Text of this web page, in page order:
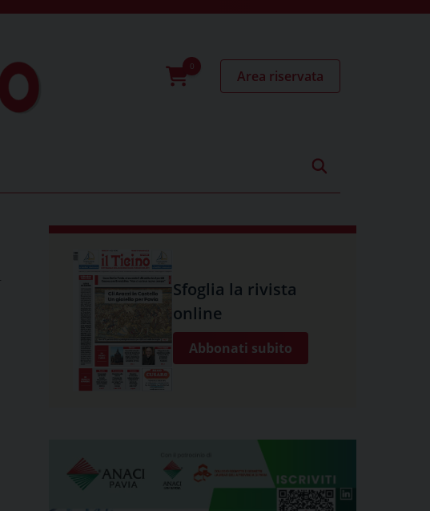
0
Area riservata
Sfoglia la rivista
online
Abbonati subito